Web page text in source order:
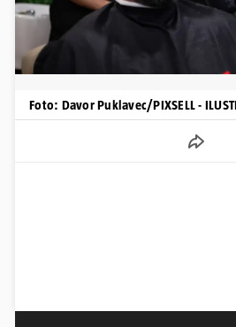
Foto: Davor Puklavec/PIXSELL -